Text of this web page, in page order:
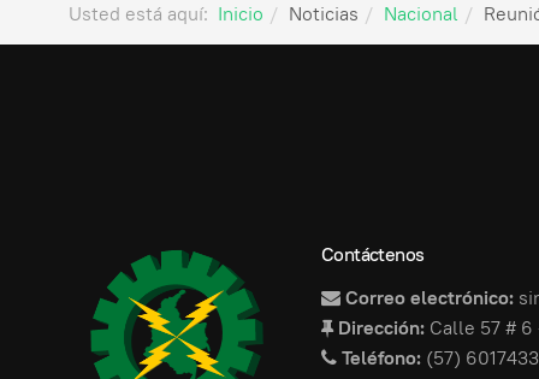
Usted está aquí: Inicio Noticias Nacional
Contáctenos
Correo electrónico:
Dirección: Calle 57 # 6
Teléfono: (57)